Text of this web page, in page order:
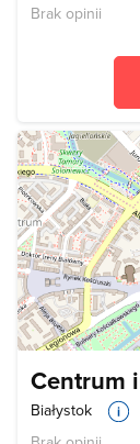
Brak opinii
Centrum
Białystok